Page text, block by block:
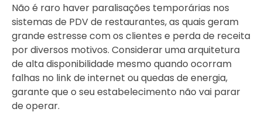
Não é raro haver paralisações temporárias nos
sistemas de PDV de restaurantes, as quais geram
grande estresse com os clientes e perda de receita
por diversos motivos. Considerar uma arquitetura
de alta disponibilidade mesmo quando ocorram
falhas no link de internet ou quedas de energia,
garante que o seu estabelecimento não vai parar
de operar.